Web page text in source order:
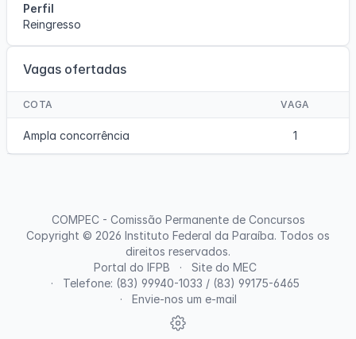
Perfil
Reingresso
Vagas ofertadas
COTA VAGA
Ampla concorrência 1
Portal do IFPB
Site do MEC
Telefone: (83) 99940-1033 / (83) 99175-6465
Envie-nos um e-mail
COMPEC - Comissão Permanente de Concursos
Copyright © 2026 Instituto Federal da Paraíba. Todos os
direitos reservados.